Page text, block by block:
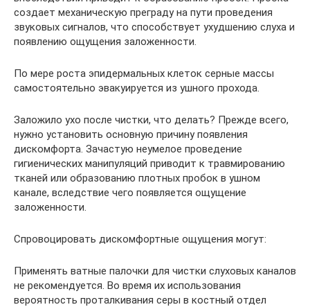
создает механическую преграду на пути проведения
звуковых сигналов, что способствует ухудшению слуха и
появлению ощущения заложенности.
По мере роста эпидермальных клеток серные массы
самостоятельно эвакуируется из ушного прохода.
Заложило ухо после чистки, что делать? Прежде всего,
нужно установить основную причину появления
дискомфорта. Зачастую неумелое проведение
гигиенических манипуляций приводит к травмированию
тканей или образованию плотных пробок в ушном
канале, вследствие чего появляется ощущение
заложенности.
Спровоцировать дискомфортные ощущения могут:
Применять ватные палочки для чистки слуховых каналов
не рекомендуется. Во время их использования
вероятность проталкивания серы в костный отдел